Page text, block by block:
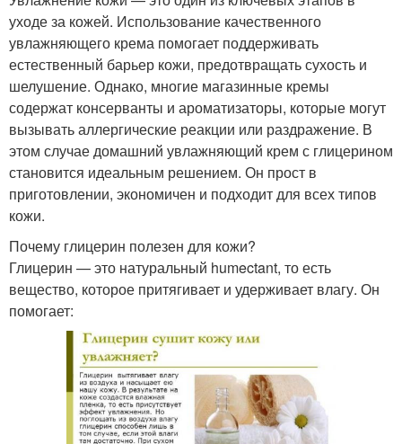
уходе за кожей. Использование качественного
увлажняющего крема помогает поддерживать
естественный барьер кожи, предотвращать сухость и
шелушение. Однако, многие магазинные кремы
содержат консерванты и ароматизаторы, которые могут
вызывать аллергические реакции или раздражение. В
этом случае домашний увлажняющий крем с глицерином
становится идеальным решением. Он прост в
приготовлении, экономичен и подходит для всех типов
кожи.
Почему глицерин полезен для кожи?
Глицерин — это натуральный humectant, то есть
вещество, которое притягивает и удерживает влагу. Он
помогает: